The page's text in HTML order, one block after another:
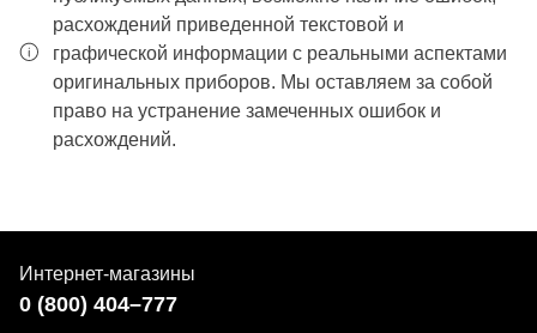
расхождений приведенной текстовой и
графической информации с реальными аспектами
оригинальных приборов. Мы оставляем за собой
право на устранение замеченных ошибок и
расхождений.
Интернет-магазины
0 (800) 404–777